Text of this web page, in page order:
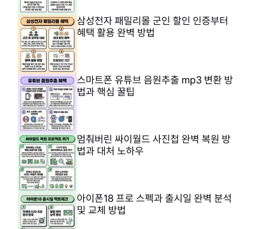
삼성전자 패밀리몰 군인 할인 인증부터
혜택 활용 완벽 방법
스마트폰 유튜브 음원추출 mp3 변환 방
법과 핵심 꿀팁
멈춰버린 싸이월드 사진첩 완벽 복원 방
법과 대처 노하우
아이폰18 프로 스펙과 출시일 완벽 분석
및 교체 방법